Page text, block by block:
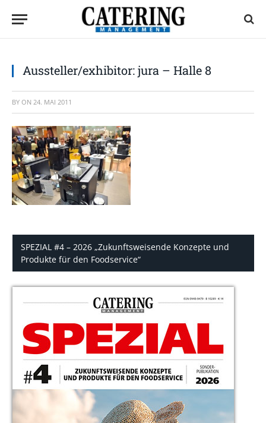
Aussteller/exhibitor: jura – Halle 8
BY ON 24. MAI 2011
SPEZIAL #4 – 2026 „Zukunftsweisende Konzepte und
Produkte für den Foodservice“